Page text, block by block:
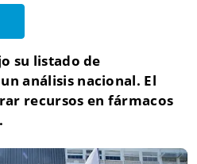
su listado de
análisis nacional. El
recursos en fármacos